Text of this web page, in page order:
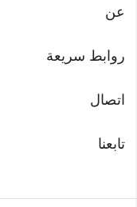
عن
روابط سريعة
اتصال
تابعنا